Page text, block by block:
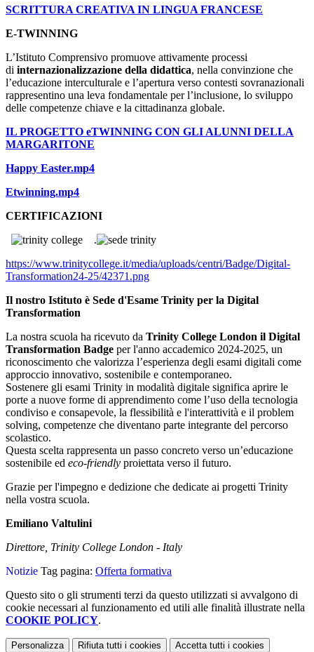
SCRITTURA CREATIVA IN LINGUA FRANCESE
E-TWINNING
L’Istituto Comprensivo promuove attivamente processi
di internazionalizzazione della didattica, nella convinzione che
l’educazione interculturale e l’apertura verso contesti sovranazionali
rappresentino una leva fondamentale per l’inclusione, lo sviluppo
delle competenze chiave e la cittadinanza globale.
IL PROGETTO eTWINNING CON GLI ALUNNI DELLA
MARGARITONE
Happy Easter.mp4
Etwinning.mp4
CERTIFICAZIONI
.
https://www.trinitycollege.it/media/uploads/centri/Badge/Digital-
Transformation24-25/42371.png
Il nostro Istituto è Sede d'Esame Trinity per la Digital
Transformation
La nostra scuola ha ricevuto da Trinity College London il Digital
Transformation Badge per l'anno accademico 2024-2025, un
riconoscimento che valorizza l’esperienza degli esami digitali come
approccio innovativo, sostenibile e contemporaneo.
Sostenere gli esami Trinity in modalità digitale significa aprire le
porte a nuove forme di apprendimento come l’uso della tecnologia
condiviso e consapevole, la flessibilità e l'interattività e il problem
solving, competenze che diventano parte integrante del percorso
scolastico.
Questa scelta rappresenta un passo concreto verso un’educazione
sostenibile ed eco-friendly proiettata verso il futuro.
Grazie per l'impegno e dedizione che dedicate ai progetti Trinity
nella vostra scuola.
Emiliano Valtulini
Direttore, Trinity College London - Italy
Notizie Tag pagina: Offerta formativa
Questo sito o gli strumenti terzi da questo utilizzati si avvalgono di
cookie necessari al funzionamento ed utili alle finalità illustrate nella
COOKIE POLICY.
Personalizza Rifiuta tutti i cookies Accetta tutti i cookies